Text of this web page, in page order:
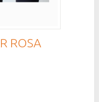
ROSA